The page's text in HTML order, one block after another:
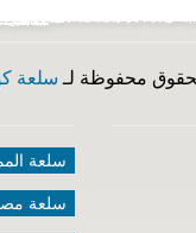
محفوظة لـ سلعة
سلعة
سلعة